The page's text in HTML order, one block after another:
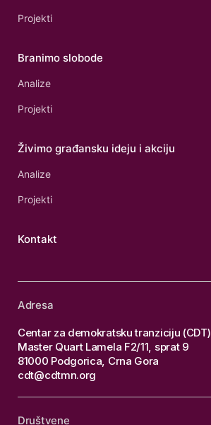
Projekti
Branimo slobode
Analize
Projekti
Živimo građansku ideju i akciju
Analize
Projekti
Kontakt
Adresa
Centar za demokratsku tranziciju (CDT)
Master Quart Lamela F2/11, sprat 9
81000 Podgorica, Crna Gora
cdt@cdtmn.org
Društvene